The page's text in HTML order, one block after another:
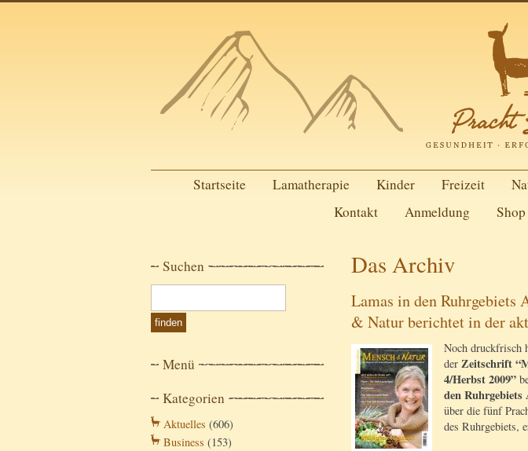
Startseite Lamatherapie Kinder Freizeit
Kontakt
Anmeldung Shop
Suchen
Menü
Kategorien
Aktuelles (606)
Business (153)
Das Archiv
Lamas in den
& Natur berichtet in der
Noch druckfrisch
der Zeitschrift
4/Herbst 2009”
den Ruhrgebiets
über die fünf
des Ruhrgebiets,